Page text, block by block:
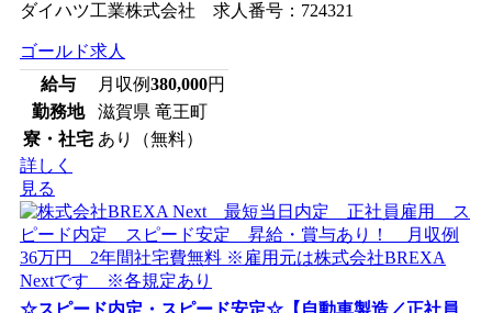
ダイハツ工業株式会社 求人番号：724321
ゴールド求人
給与
月収例380,000円
勤務地
滋賀県 竜王町
寮・社宅 あり（無料）
詳しく
見る